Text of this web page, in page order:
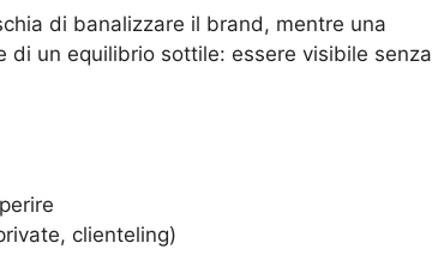
di banalizzare il brand, mentre una
di un equilibrio sottile: essere visibile senza
clienteling)